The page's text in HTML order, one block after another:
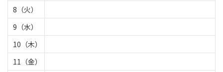
8（火）
9（水）
10（木）
11（金）